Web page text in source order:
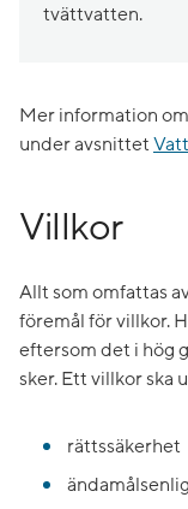
tvättvatten.
Mer information
under avsnittet
Villkor
Allt som omfattas
föremål för villkor.
eftersom det i hög
sker. Ett villkor ska
rättssäkerhet